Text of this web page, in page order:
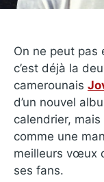
On ne peut pas
c’est déjà la
camerounais
d’un nouvel
calendrier,
comme une
meilleurs vœux
ses fans.